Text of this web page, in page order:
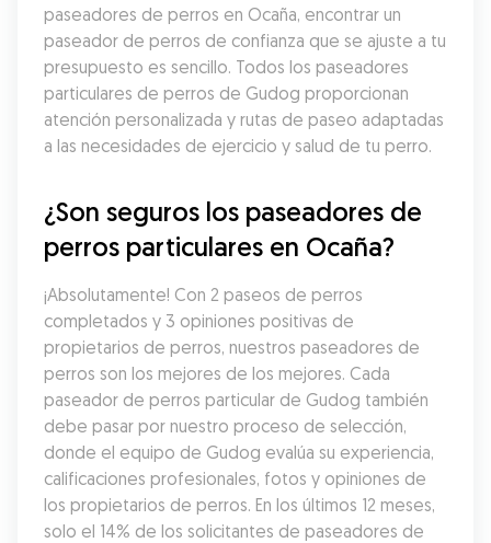
paseadores de perros en Ocaña, encontrar un
paseador de perros de confianza que se ajuste a tu
presupuesto es sencillo. Todos los paseadores
particulares de perros de Gudog proporcionan
atención personalizada y rutas de paseo adaptadas
a las necesidades de ejercicio y salud de tu perro.
¿Son seguros los paseadores de
perros particulares en Ocaña?
¡Absolutamente! Con 2 paseos de perros
completados y 3 opiniones positivas de
propietarios de perros, nuestros paseadores de
perros son los mejores de los mejores. Cada
paseador de perros particular de Gudog también
debe pasar por nuestro proceso de selección,
donde el equipo de Gudog evalúa su experiencia,
calificaciones profesionales, fotos y opiniones de
los propietarios de perros. En los últimos 12 meses,
solo el 14% de los solicitantes de paseadores de